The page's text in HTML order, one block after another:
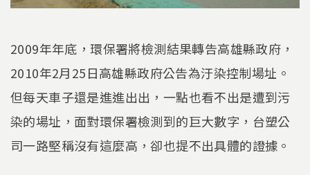
2009年年底，環保署將檢測結果轉告高雄縣政府，
2010年2月25日高雄縣政府公告為汙染控制場址。
但每天車子還是進進出出，一點也看不出是遭到污
染的場址，面對環保署檢測到的巨大數字，台塑公
司一路堅稱沒有這麼高，卻也提不出具體的證據。